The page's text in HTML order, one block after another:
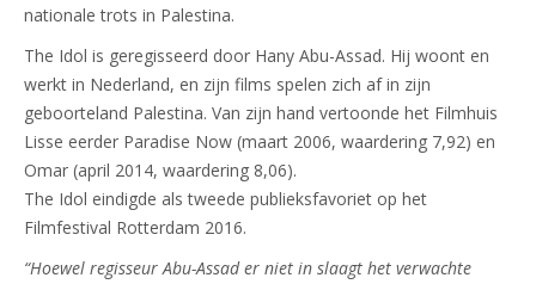
nationale trots in Palestina.
The Idol is geregisseerd door Hany Abu-Assad. Hij woont en
werkt in Nederland, en zijn films spelen zich af in zijn
geboorteland Palestina. Van zijn hand vertoonde het Filmhuis
Lisse eerder Paradise Now (maart 2006, waardering 7,92) en
Omar (april 2014, waardering 8,06).
The Idol eindigde als tweede publieksfavoriet op het
Filmfestival Rotterdam 2016.
“Hoewel regisseur Abu-Assad er niet in slaagt het verwachte